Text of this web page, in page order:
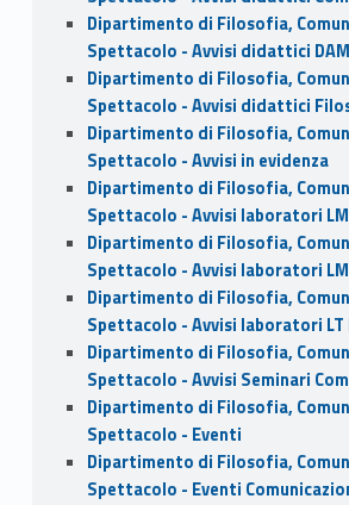
Dipartimento di Filosofia,
Spettacolo - Avvisi didattici
Dipartimento di Filosofia,
Spettacolo - Avvisi didattici
Dipartimento di Filosofia,
Spettacolo - Avvisi in evidenza
Dipartimento di Filosofia,
Spettacolo - Avvisi laboratori
Dipartimento di Filosofia,
Spettacolo - Avvisi laboratori
Dipartimento di Filosofia,
Spettacolo - Avvisi laboratori LT
Dipartimento di Filosofia,
Spettacolo - Avvisi Seminari
Dipartimento di Filosofia,
Spettacolo - Eventi
Dipartimento di Filosofia,
Spettacolo - Eventi